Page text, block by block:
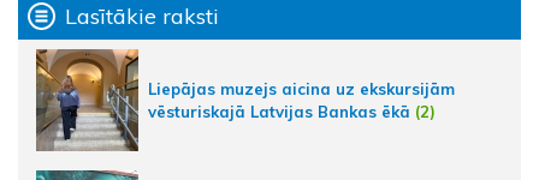
Lasītākie raksti
Liepājas muzejs aicina uz ekskursijām
vēsturiskajā Latvijas Bankas ēkā (2)